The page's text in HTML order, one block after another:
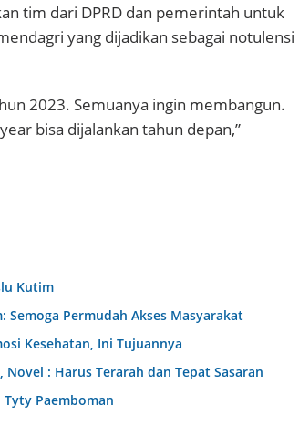
tim dari DPRD dan pemerintah untuk
yang dijadikan sebagai notulensi
2023. Semuanya ingin membangun.
bisa dijalankan tahun depan,”
Kutim
Semoga Permudah Akses Masyarakat
Kesehatan, Ini Tujuannya
: Harus Terarah dan Tepat Sasaran
Paemboman